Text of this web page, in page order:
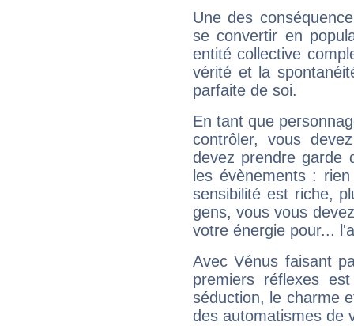
Une des
se convertir en
entité collective
vérité et la
parfaite de soi.
En tant que
contrôler, vous
devez prendre garde
les évènements :
sensibilité est riche,
gens, vous vous
votre énergie pour...
Avec Vénus faisant
premiers réflexes
séduction, le charme
des automatismes de